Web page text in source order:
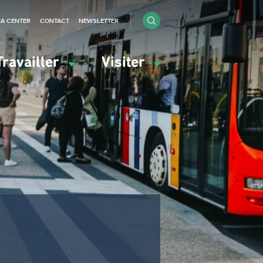
Visiter
CENTER CONTACT NEWSLETTER